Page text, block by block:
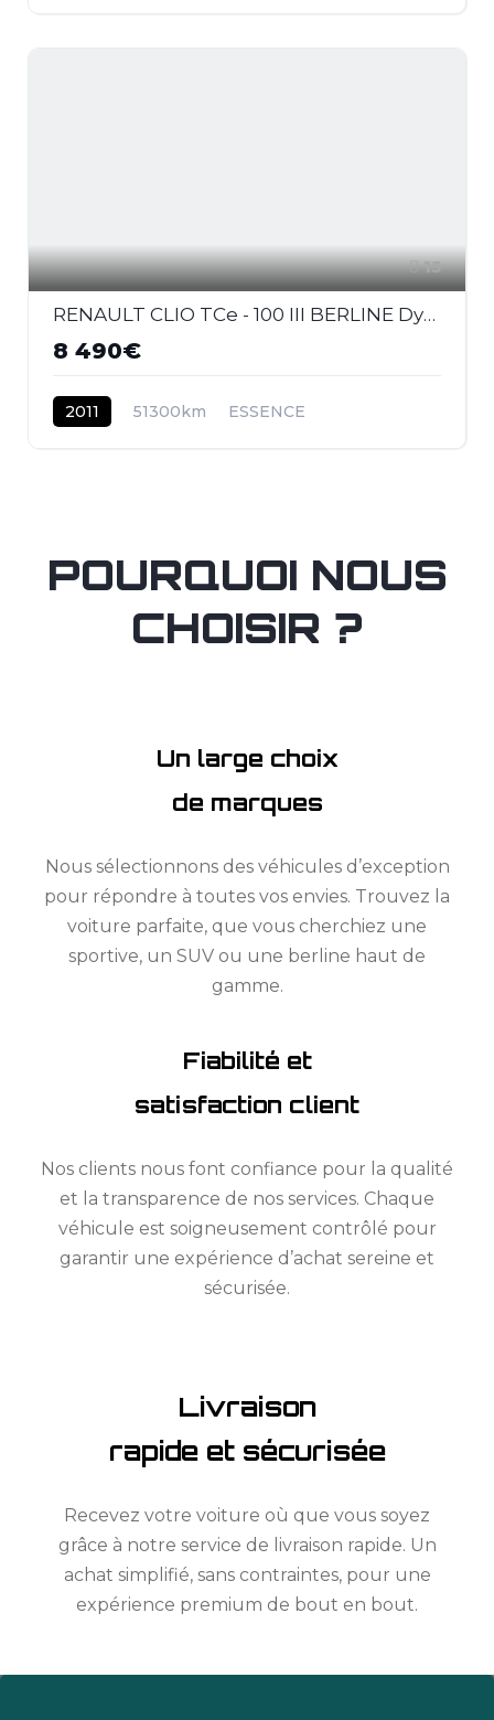
15
RENAULT CLIO TCe - 100 III BERLINE Dynamique TomTom PHASE 2
8 490€
2011 51300km ESSENCE
POURQUOI NOUS
CHOISIR ?
Un large choix
de marques
Nous sélectionnons des véhicules d’exception
pour répondre à toutes vos envies. Trouvez la
voiture parfaite, que vous cherchiez une
sportive, un SUV ou une berline haut de
gamme.
Fiabilité et
satisfaction client
Nos clients nous font confiance pour la qualité
et la transparence de nos services. Chaque
véhicule est soigneusement contrôlé pour
garantir une expérience d’achat sereine et
sécurisée.
Livraison
rapide et sécurisée
Recevez votre voiture où que vous soyez
grâce à notre service de livraison rapide. Un
achat simplifié, sans contraintes, pour une
expérience premium de bout en bout.